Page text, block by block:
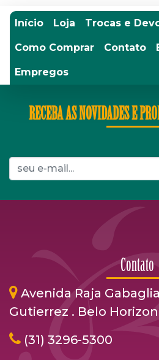
Início Loja Trocas e
Como Comprar Contato
Empregos
RECEBA AS NOVIDADES E
Contato
Avenida Raja
Gutierrez . Belo
(31) 3296-5300